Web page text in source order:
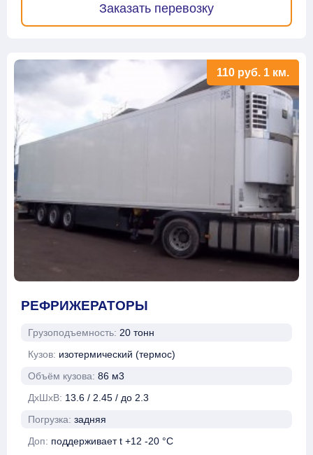
Заказать перевозку
РЕФРИЖЕРАТОРЫ
Грузоподъемность: 20 тонн
Кузов: изотермический (термос)
Объём кузова: 86 м3
ДхШхВ: 13.6 / 2.45 / до 2.3
Погрузка: задняя
Доп: поддерживает t +12 -20 °C
110 руб. 1 км.